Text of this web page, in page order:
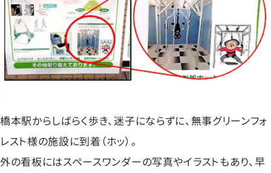
橋本駅からしばらく歩き、迷子にならずに、無事グリーンフォ
レスト様の施設に到着（ホッ）。
外の看板にはスペースワンダーの写真やイラストもあり、早